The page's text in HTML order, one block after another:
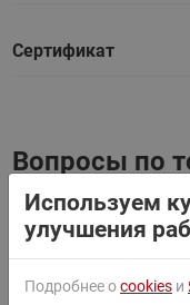
Сертификат
Вопросы по
Помогите
521566, 017-500366,
Используем
улучшения
Подробнее оcookies и